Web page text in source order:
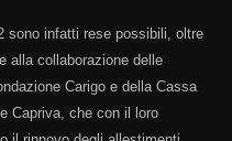
sono infatti rese possibili, oltre
alla collaborazione delle
Carigo e della Cassa
Capriva, che con il loro